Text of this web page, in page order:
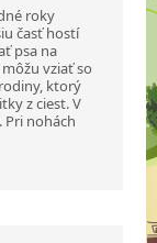
roky
časť hostí
psa na
vziať so
ktorý
z ciest. V
Pri nohách